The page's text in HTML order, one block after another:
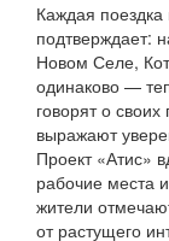
Каждая
подтверждает:
Новом Селе,
одинаково —
говорят о
выражают
Проект «Атис»
рабочие места
жители
от растущего